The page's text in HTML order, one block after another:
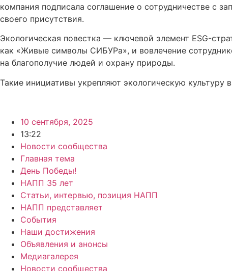
компания подписала соглашение о сотрудничестве с
своего присутствия.
Экологическая повестка — ключевой элемент ESG-
как «Живые символы СИБУРа», и вовлечение
на благополучие людей и охрану природы.
Такие инициативы укрепляют экологическую
10 сентября, 2025
13:22
Новости сообщества
Главная тема
День Победы!
НАПП 35 лет
Статьи, интервью, позиция НАПП
НАПП представляет
События
Наши достижения
Объявления и анонсы
Медиагалерея
Новости сообщества